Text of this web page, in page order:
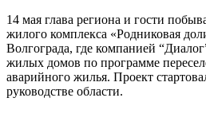
14 мая глава региона и гости
жилого комплекса «Родниковая
Волгограда, где компанией
жилых домов по программе
аварийного жилья. Проект
руководстве области.